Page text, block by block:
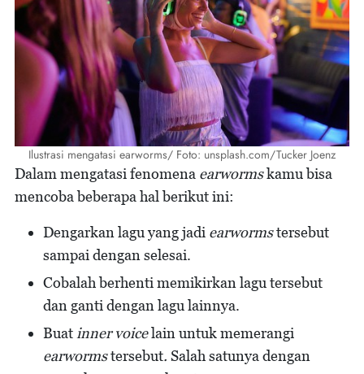
Ilustrasi mengatasi earworms/ Foto: unsplash.com/Tucker Joenz
Dalam mengatasi fenomena earwormskamu bisa
mencoba beberapa hal berikut ini:
Dengarkan lagu yang jadi earwormstersebut
sampai dengan selesai.
Cobalah berhenti memikirkan lagu tersebut
dan ganti dengan lagu lainnya.
Buat inner voicelain untuk memerangi
earwormstersebut. Salah satunya dengan